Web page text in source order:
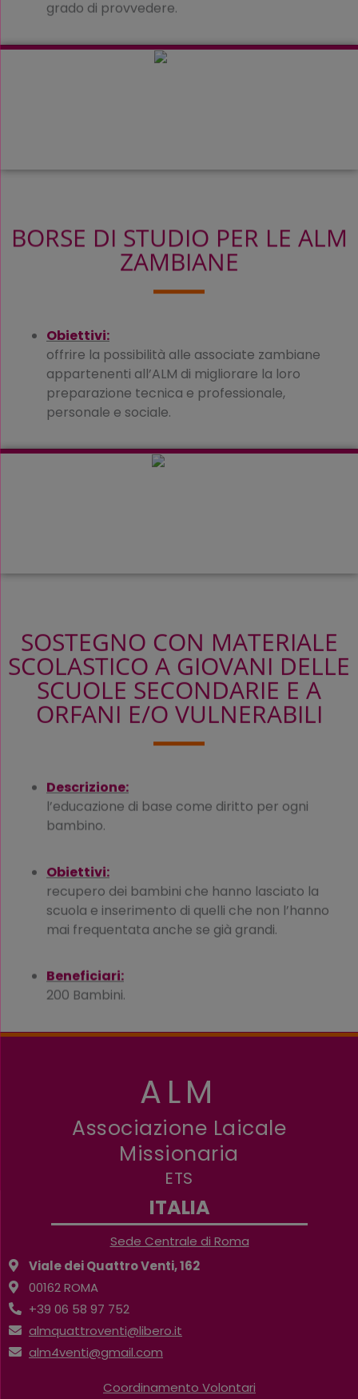
grado di provvedere.
BORSE DI STUDIO PER LE ALM
ZAMBIANE
Obiettivi:
offrire la possibilità alle associate zambiane
appartenenti all’ALM di migliorare la loro
preparazione tecnica e professionale,
personale e sociale.
SOSTEGNO CON MATERIALE
SCOLASTICO A GIOVANI DELLE
SCUOLE SECONDARIE E A
ORFANI E/O VULNERABILI
Descrizione:
l’educazione di base come diritto per ogni
bambino.
Obiettivi:
recupero dei bambini che hanno lasciato la
scuola e inserimento di quelli che non l’hanno
mai frequentata anche se già grandi.
Beneficiari:
200 Bambini.
ALM
Associazione Laicale
Missionaria
ETS
ITALIA
Sede Centrale di Roma
Viale dei Quattro Venti, 162
00162 ROMA
+39 06 58 97 752
almquattroventi@libero.it
alm4venti@gmail.com
Coordinamento Volontari